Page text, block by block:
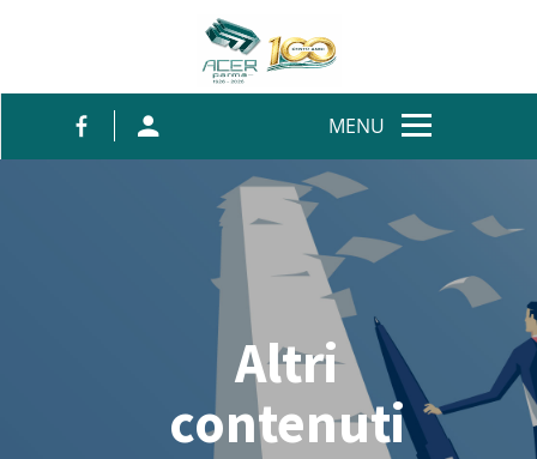
MENU
Altri
contenuti